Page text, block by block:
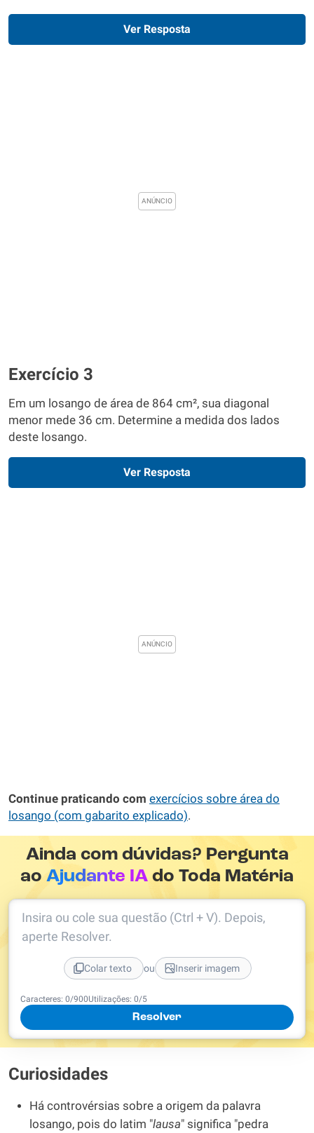
Ver Resposta
Exercício 3
Em um losango de área de 864 cm², sua diagonal
menor mede 36 cm. Determine a medida dos lados
deste losango.
Ver Resposta
Continue praticando com exercícios sobre área do
losango (com gabarito explicado).
Ainda com dúvidas? Pergunta
aoAjudante IA do Toda Matéria
Caracteres: 0/900Utilizações: 0/5
Resolver
Insira ou cole sua questão (Ctrl + V). Depois,
aperte Resolver.
Colar texto ou Inserir imagem
Curiosidades
Há controvérsias sobre a origem da palavra
losango, pois do latim "lausa" significa "pedra